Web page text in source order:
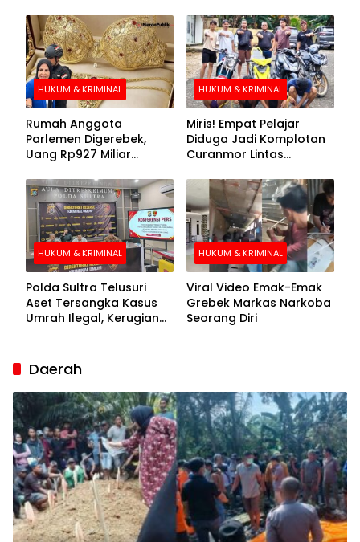
Buronan Segera
Menyerahkan Diri
HUKUM & KRIMINAL
Rumah Anggota
Parlemen Digerebek,
Uang Rp927 Miliar
HUKUM & KRIMINAL
Miris! Empat Pelajar
Diduga Jadi Komplotan
Curanmor Lintas
HUKUM & KRIMINAL
Polda Sultra Telusuri
Aset Tersangka Kasus
Umrah Ilegal, Kerugian
HUKUM & KRIMINAL
Viral Video Emak-Emak
Grebek Markas Narkoba
Seorang Diri
Daerah